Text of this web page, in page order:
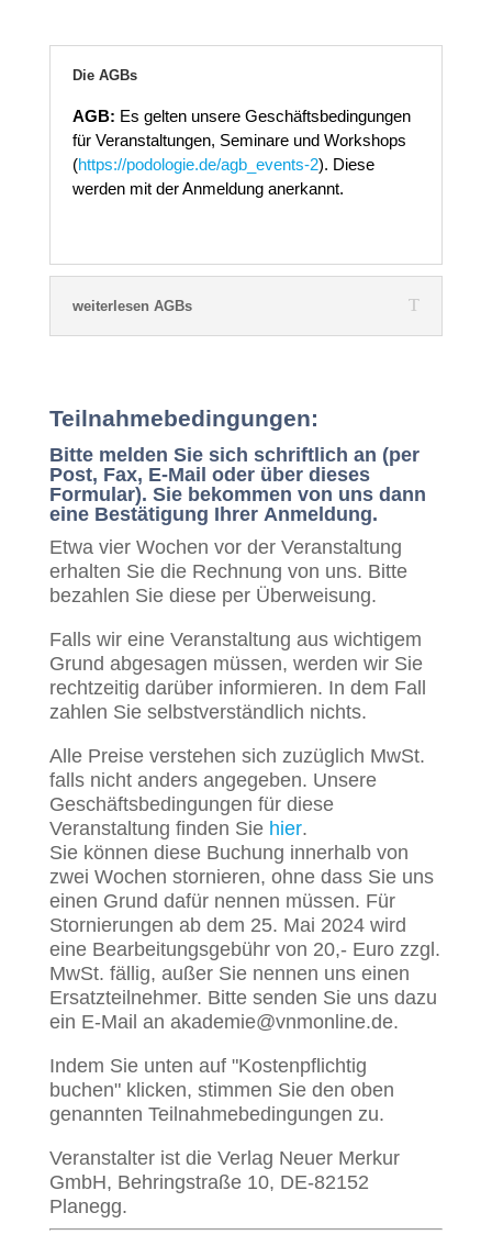
Die AGBs
AGB: Es gelten unsere Geschäftsbedingungen
für Veranstaltungen, Seminare und Workshops
(https://podologie.de/agb_events-2). Diese
werden mit der Anmeldung anerkannt.
weiterlesen AGBs
Podologie-
am
08.
Juni
Teilnahmebedingungen:
Bitte melden Sie sich schriftlich an (per
Post, Fax, E-Mail oder über dieses
Formular). Sie bekommen von uns dann
eine Bestätigung Ihrer Anmeldung.
Etwa vier Wochen vor der Veranstaltung
erhalten Sie die Rechnung von uns. Bitte
bezahlen Sie diese per Überweisung.
Falls wir eine Veranstaltung aus wichtigem
Grund abgesagen müssen, werden wir Sie
rechtzeitig darüber informieren. In dem Fall
zahlen Sie selbstverständlich nichts.
Alle Preise verstehen sich zuzüglich MwSt.
falls nicht anders angegeben. Unsere
Geschäftsbedingungen für diese
Veranstaltung finden Sie hier.
Sie können diese Buchung innerhalb von
zwei Wochen stornieren, ohne dass Sie uns
einen Grund dafür nennen müssen. Für
Stornierungen ab dem 25. Mai 2024 wird
eine Bearbeitungsgebühr von 20,- Euro zzgl.
MwSt. fällig, außer Sie nennen uns einen
Ersatzteilnehmer. Bitte senden Sie uns dazu
ein E-Mail an akademie@vnmonline.de.
Indem Sie unten auf "Kostenpflichtig
buchen" klicken, stimmen Sie den oben
genannten Teilnahmebedingungen zu.
Veranstalter ist die Verlag Neuer Merkur
GmbH, Behringstraße 10, DE-82152
Planegg.